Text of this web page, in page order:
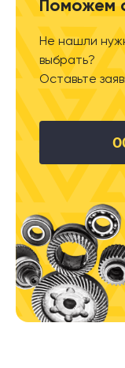
Поможем
Не нашли
выбрать?
Оставьте